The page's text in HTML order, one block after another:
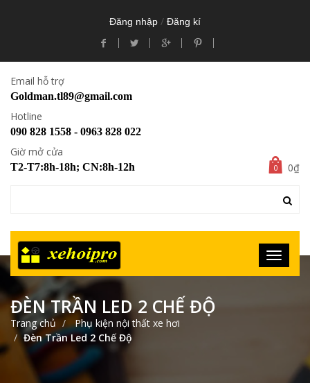
Đăng nhập / Đăng kí
Email hỗ trợ
Goldman.tl89@gmail.com
Hotline
090 828 1558 - 0963 828 022
Giờ mở cửa
T2-T7:8h-18h; CN:8h-12h 0 0₫
ĐÈN TRẦN LED 2 CHẾ ĐỘ
Trang chủ
Phụ kiện nội thất xe hơi
Đèn Trần Led 2 Chế Độ